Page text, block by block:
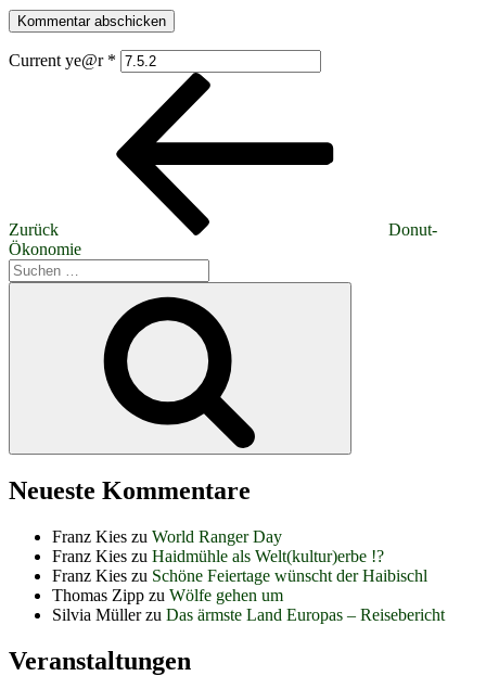
Current ye@r *
Beitragsnavigation
Zurück
Donut-
Ökonomie
Suchen
nach:
Neueste Kommentare
Franz Kies zu World Ranger Day
Franz Kies zu Haidmühle als Welt(kultur)erbe !?
Franz Kies zu Schöne Feiertage wünscht der Haibischl
Thomas Zipp zu Wölfe gehen um
Silvia Müllerzu Das ärmste Land Europas – Reisebericht
Veranstaltungen